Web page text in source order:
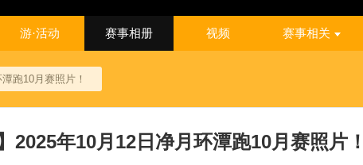
游·活动 赛事相册 视频 赛事相关
跑10月赛照片！
】2025年10月12日净月环潭跑10月赛照片！